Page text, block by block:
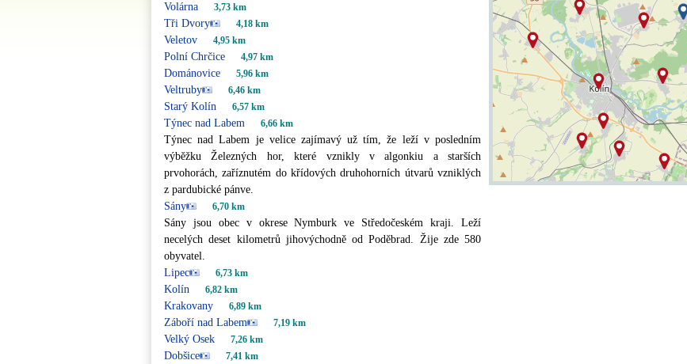
Volárna 3,73 km
Tři Dvory 4,18 km
Veletov 4,95 km
Polní Chrčice 4,97 km
Dománovice 5,96 km
Veltruby 6,46 km
Starý Kolín 6,57 km
Týnec nad Labem 6,66 km
Týnec nad Labem je velice zajímavý už tím, že leží v posledním
výběžku Železných hor, které vznikly v algonkiu a starších
prvohorách, zaříznutém do křídových druhohorních útvarů vzniklých
z pardubické pánve.
Sány
6,70 km
Sány jsou obec v okrese Nymburk ve Středočeském kraji. Leží
necelých deset kilometrů jihovýchodně od Poděbrad. Žije zde 580
obyvatel.
Lipec
6,73 km
Kolín 6,82 km
Krakovany 6,89 km
Záboří nad Labem 7,19 km
Velký Osek 7,26 km
Dobšice 7,41 km